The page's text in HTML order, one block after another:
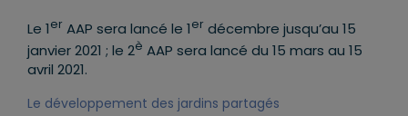
Le 1er AAP sera lancé le 1er décembre jusqu’au 15
janvier 2021 ; le 2è AAP sera lancé du 15 mars au 15
avril 2021.
Le développement des jardins partagés